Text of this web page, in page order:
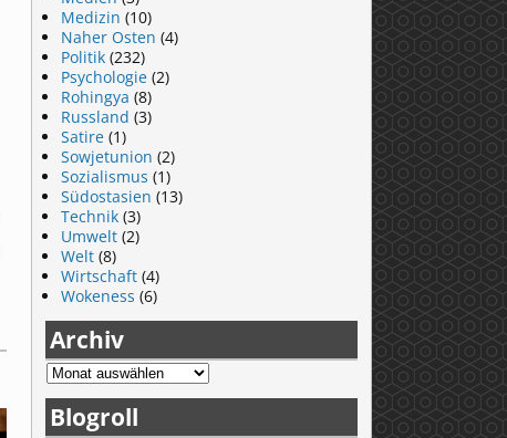
Medizin (10)
Naher Osten (4)
Politik (232)
Psychologie (2)
Rohingya (8)
Russland (3)
Satire (1)
Sowjetunion (2)
Sozialismus (1)
Südostasien (13)
Technik (3)
Umwelt (2)
Welt (8)
Wirtschaft (4)
Wokeness (6)
Archiv
Blogroll